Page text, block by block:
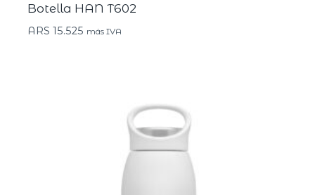
Botella HAN T602
ARS 15.525 más IVA